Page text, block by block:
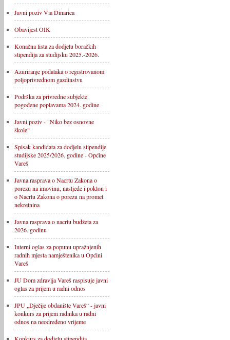
Javni poziv Via Dinarica
Obavijest OIK
Konačna lista za dodjelu boračkih
stipendija za studijsku 2025.-2026.
Ažuriranje podataka o registrovanom
poljoprivrednom gazdinstvu
Podrška za privredne subjekte
pogođene poplavama 2024. godine
Javni poziv - "Niko bez osnovne
škole"
Spisak kandidata za dodjelu stipendije
studijske 2025/2026. godine - Općine
Vareš
Javna rasprava o Nacrtu Zakona o
porezu na imovinu, nasljeđe i poklon i
o Nacrtu Zakona o porezu na promet
nekretnina
Javna rasprava o nacrtu budžeta za
2026. godinu
Interni oglas za popunu upražnjenih
radnih mjesta namještenika u Općini
Vareš
JU Dom zdravlja Vareš raspisuje javni
oglas za prijem u radni odnos
JPU „Dječije obdanište Vareš“ - javni
konkurs za prijem radnika u radni
odnos na neodređeno vrijeme